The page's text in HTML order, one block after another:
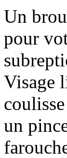
Un
pour
Visage
un